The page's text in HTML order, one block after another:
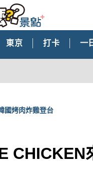
東京 打卡 一
國烤肉炸雞登台
CHICKEN